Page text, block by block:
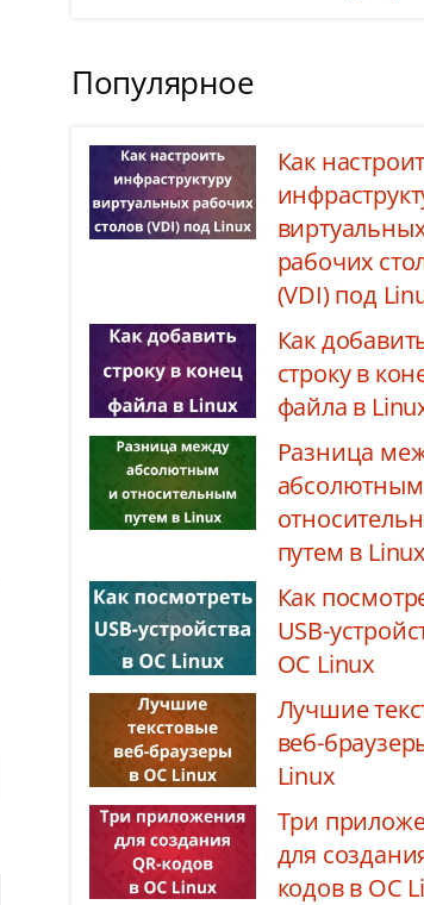
Популярное
Как
рабочих
(VDI) под
Как
строку в
файла в
Разница
путем в Linux
Как
USB-
ОС Linux
Лучшие
веб-
Linux
Три
для
кодов в ОС